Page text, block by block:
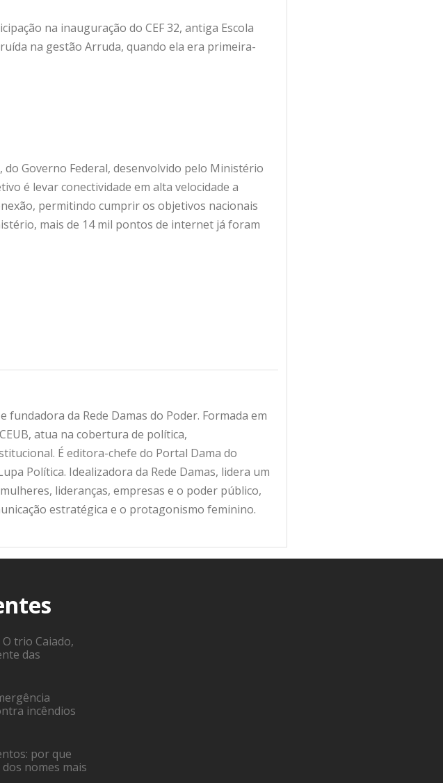
na inauguração do CEF 32, antiga Escola
na gestão Arruda, quando ela era primeira-
Governo Federal, desenvolvido pelo Ministério
é levar conectividade em alta velocidade a
permitindo cumprir os objetivos nacionais
mais de 14 mil pontos de internet já foram
da Rede Damas do Poder. Formada em
atua na cobertura de política,
É editora-chefe do Portal Dama do
Política. Idealizadora da Rede Damas, lidera um
lideranças, empresas e o poder público,
estratégica e o protagonismo feminino.
trio Caiado,
das
incêndios
por que
nomes mais